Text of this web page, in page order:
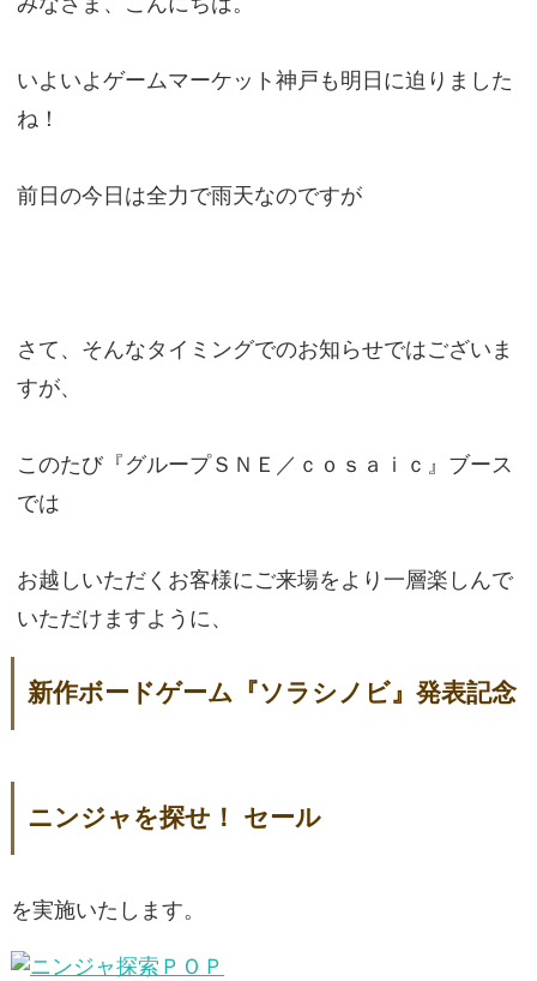
いよいよゲームマーケット神戸も明日に迫りました
ね！
前日の今日は全力で雨天なのですが
さて、そんなタイミングでのお知らせではございま
すが、
このたび『グループＳＮＥ／ｃｏｓａｉｃ』ブース
では
お越しいただくお客様にご来場をより一層楽しんで
いただけますように、
新作ボードゲーム『ソラシノビ』発表記念
ニンジャを探せ！ セール
を実施いたします。